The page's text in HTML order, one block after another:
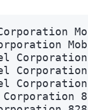
Corporation
Corporation
Corporation
Corporation